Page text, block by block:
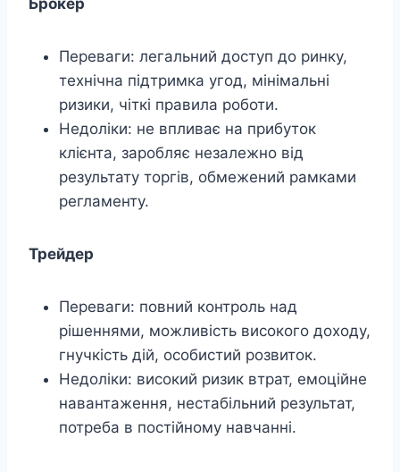
Брокер
Переваги: легальний доступ до ринку,
технічна підтримка угод, мінімальні
ризики, чіткі правила роботи.
Недоліки: не впливає на прибуток
клієнта, заробляє незалежно від
результату торгів, обмежений рамками
регламенту.
Трейдер
Переваги: повний контроль над
рішеннями, можливість високого доходу,
гнучкість дій, особистий розвиток.
Недоліки: високий ризик втрат, емоційне
навантаження, нестабільний результат,
потреба в постійному навчанні.